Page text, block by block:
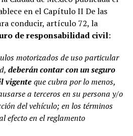
en el Capítulo II De las
conducir, artículo 72, la
de responsabilidad civil:
motorizados de uso particular
deberán contar con un seguro
vigenteque cubra por lo menos,
a terceros en su persona y/o
del vehículo; en los términos
efecto en el reglamento